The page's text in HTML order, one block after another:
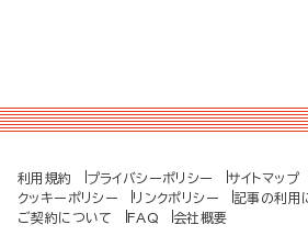
利用規約 プライバシーポリシー サイトマップ
クッキーポリシー
リンクポリシー 記事の利用
ご契約について
FAQ 会社概要